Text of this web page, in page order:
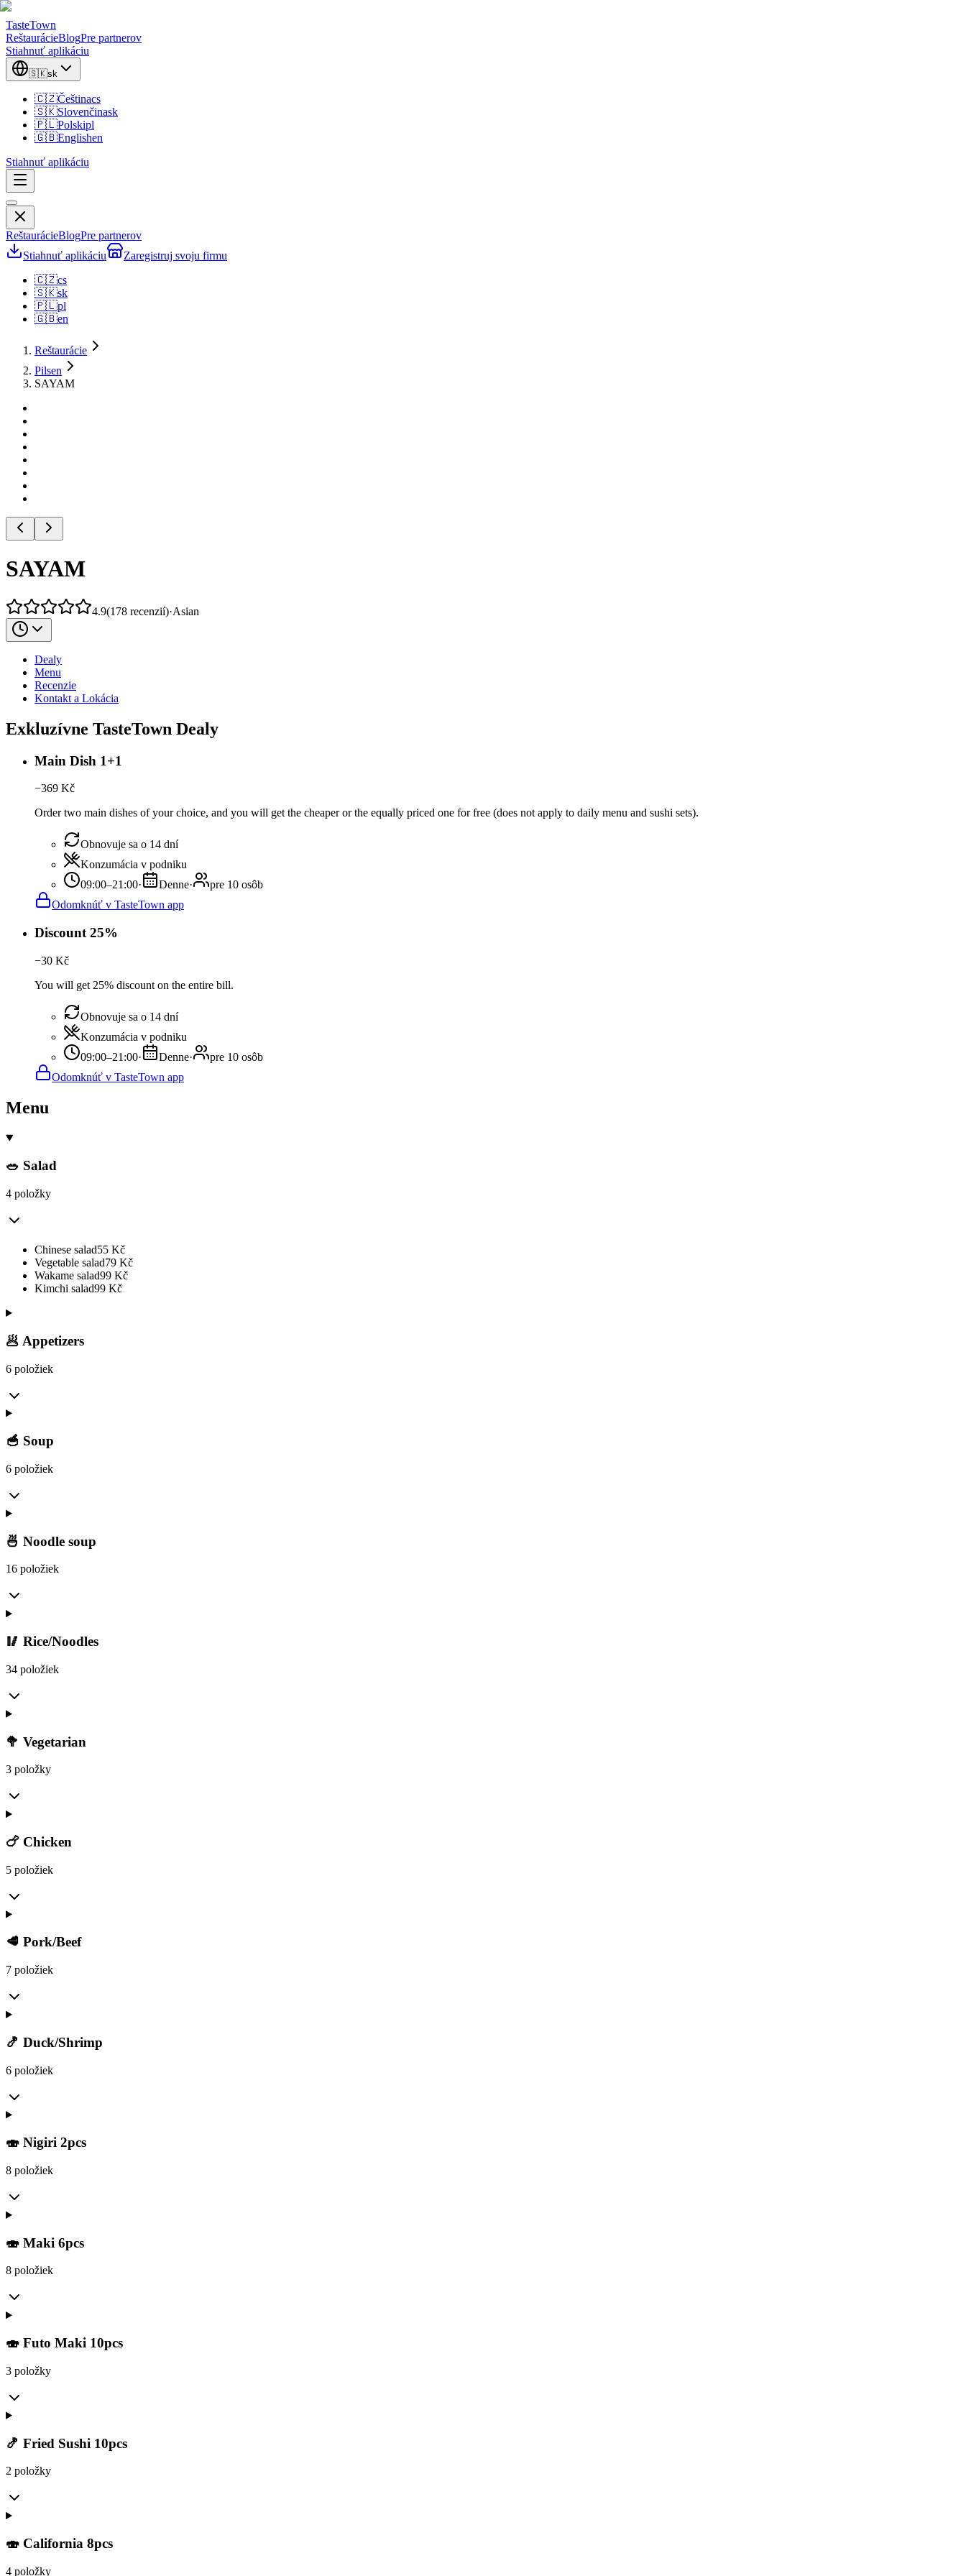
TasteTown
ReštaurácieBlogPre partnerov
Stiahnuť aplikáciu
🇸🇰sk
🇨🇿Češtinacs
🇸🇰Slovenčinask
🇵🇱Polskipl
🇬🇧Englishen
Stiahnuť aplikáciu
ReštaurácieBlogPre partnerov
Stiahnuť aplikáciu
Zaregistruj svoju firmu
🇨🇿cs
🇸🇰sk
🇵🇱pl
🇬🇧en
Reštaurácie
Pilsen
SAYAM
SAYAM
4.9(178 recenzií)·Asian
Dealy
Menu
Recenzie
Kontakt a Lokácia
Exkluzívne TasteTown Dealy
Main Dish 1+1
−369 Kč
Order two main dishes of your choice, and you will get the cheaper or the equally priced one for free (does not apply to daily menu and sushi sets).
Obnovuje sa o 14 dní
Konzumácia v podniku
09:00–21:00· Denne·
pre 10 osôb
Odomknúť v TasteTown app
Discount 25%
−30 Kč
You will get 25% discount on the entire bill.
Obnovuje sa o 14 dní
Konzumácia v podniku
09:00–21:00· Denne·
pre 10 osôb
Odomknúť v TasteTown app
Menu
🥗 Salad
4 položky
Chinese salad55 Kč
Vegetable salad79 Kč
Wakame salad99 Kč
Kimchi salad99 Kč
🥟 Appetizers
6 položiek
🥣 Soup
6 položiek
🍜 Noodle soup
16 položiek
🥢 Rice/Noodles
34 položiek
🥦 Vegetarian
3 položky
🍗 Chicken
5 položiek
🥩 Pork/Beef
7 položiek
🍤 Duck/Shrimp
6 položiek
🍣 Nigiri 2pcs
8 položiek
🍣 Maki 6pcs
8 položiek
🍣 Futo Maki 10pcs
3 položky
🍤 Fried Sushi 10pcs
2 položky
🍣 California 8pcs
4 položky